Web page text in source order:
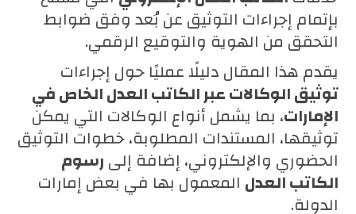
بإتمام إجراءات التوثيق عن بُعد وفق ضوابط
التحقق من الهوية والتوقيع الرقمي.
يقدم هذا المقال دليلًا عمليًا حول إجراءات
توثيق الوكالات عبر الكاتب العدل الخاص في
الإمارات، بما يشمل أنواع الوكالات التي يمكن
توثيقها، المستندات المطلوبة، خطوات التوثيق
الحضوري والإلكتروني، إضافة إلىرسوم
الكاتب العدل المعمول بها في بعض إمارات
الدولة.